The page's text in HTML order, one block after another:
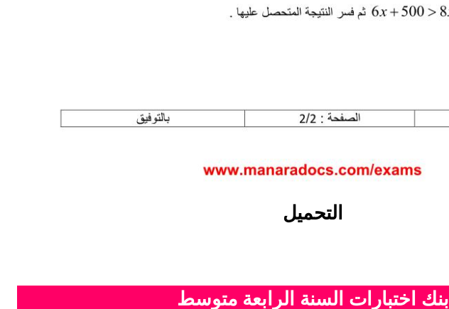
التحميل
بنك اختبارات السنة الرابعة متوسط